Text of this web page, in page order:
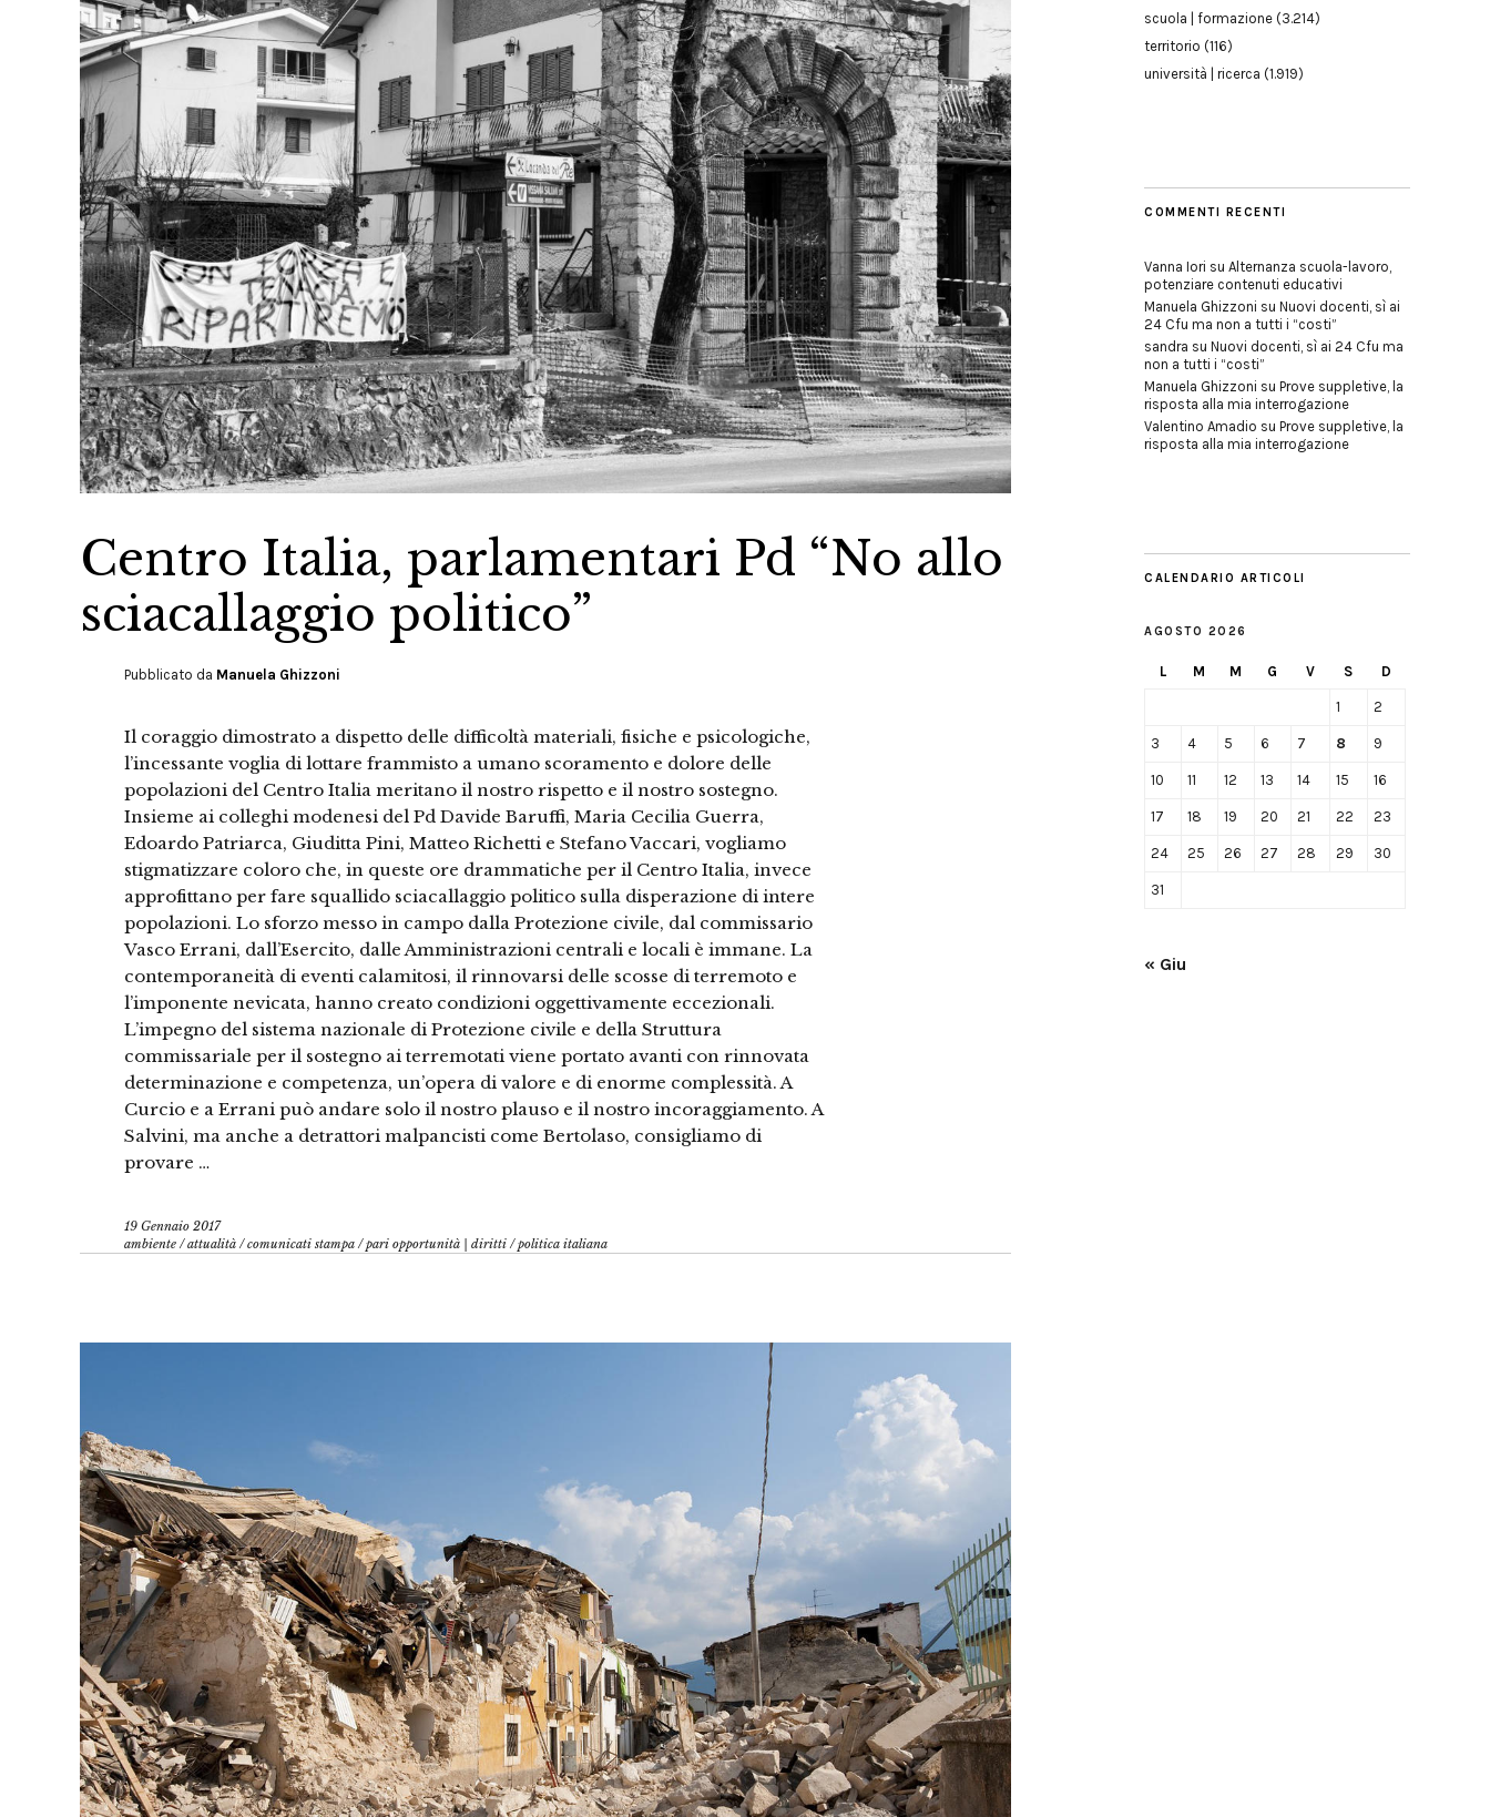
Centro Italia, parlamentari Pd “No allo
sciacallaggio politico”
Pubblicato da Manuela Ghizzoni
Il coraggio dimostrato a dispetto delle difficoltà materiali, fisiche e psicologiche,
l’incessante voglia di lottare frammisto a umano scoramento e dolore delle
popolazioni del Centro Italia meritano il nostro rispetto e il nostro sostegno.
Insieme ai colleghi modenesi del Pd Davide Baruffi, Maria Cecilia Guerra,
Edoardo Patriarca, Giuditta Pini, Matteo Richetti e Stefano Vaccari, vogliamo
stigmatizzare coloro che, in queste ore drammatiche per il Centro Italia, invece
approfittano per fare squallido sciacallaggio politico sulla disperazione di intere
popolazioni. Lo sforzo messo in campo dalla Protezione civile, dal commissario
Vasco Errani, dall’Esercito, dalle Amministrazioni centrali e locali è immane. La
contemporaneità di eventi calamitosi, il rinnovarsi delle scosse di terremoto e
l’imponente nevicata, hanno creato condizioni oggettivamente eccezionali.
L’impegno del sistema nazionale di Protezione civile e della Struttura
commissariale per il sostegno ai terremotati viene portato avanti con rinnovata
determinazione e competenza, un’opera di valore e di enorme complessità. A
Curcio e a Errani può andare solo il nostro plauso e il nostro incoraggiamento. A
Salvini, ma anche a detrattori malpancisti come Bertolaso, consigliamo di
provare …
19 Gennaio 2017
ambiente /attualità /comunicati stampa /pari opportunità | diritti /politica italiana
scuola | formazione (3.214)
territorio (116)
università | ricerca (1.919)
COMMENTI RECENTI
Vanna Iori su Alternanza scuola-lavoro,
potenziare contenuti educativi
Manuela Ghizzoni su Nuovi docenti, sì ai
24 Cfu ma non a tutti i “costi”
sandra su Nuovi docenti, sì ai 24 Cfu ma
non a tutti i “costi”
Manuela Ghizzoni su Prove suppletive, la
risposta alla mia interrogazione
Valentino Amadio su Prove suppletive, la
risposta alla mia interrogazione
CALENDARIO ARTICOLI
AGOSTO 2026
L M M G V S D
1 2
3 4 5 6 7 8 9
10 11 12 13 14 15 16
17 18 19 20 21 22 23
24 25 26 27 28 29 30
31
« Giu